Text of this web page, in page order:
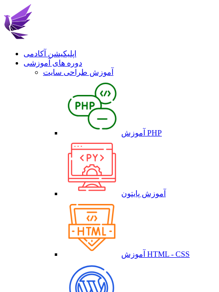
اپلیکیشن آکادمی
دوره های آموزشی
آموزش طراحی سایت
آموزش PHP
آموزش پایتون
آموزش HTML - CSS